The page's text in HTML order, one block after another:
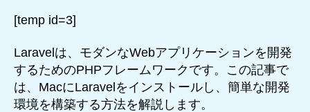
[temp id=3]
Laravelは、モダンなWebアプリケーションを開発
するためのPHPフレームワークです。この記事で
は、MacにLaravelをインストールし、簡単な開発
環境を構築する方法を解説します。